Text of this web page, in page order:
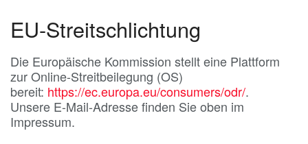
EU-Streitschlichtung
Die Europäische Kommission stellt eine Plattform
zur Online-Streitbeilegung (OS)
bereit: https://ec.europa.eu/consumers/odr/.
Unsere E-Mail-Adresse finden Sie oben im
Impressum.